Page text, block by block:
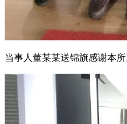
当事人董某某送锦旗感谢本